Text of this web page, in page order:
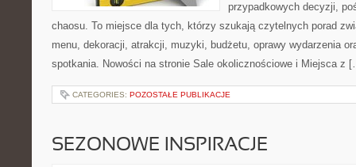
przypadkowych decyzji,
chaosu. To miejsce dla tych, którzy szukają czytelnych porad
menu, dekoracji, atrakcji, muzyki, budżetu, oprawy wydarzenia
spotkania. Nowości na stronie Sale okolicznościowe i Miejsca z
CATEGORIES: POZOSTAŁE PUBLIKACJE
SEZONOWE INSPIRACJE